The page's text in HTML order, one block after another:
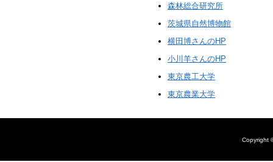
森林総合研究所
茨城県自然博物館
横田博さんのHP
小川羊さんのHP
東京農工大学
東京農業大学
Copyright